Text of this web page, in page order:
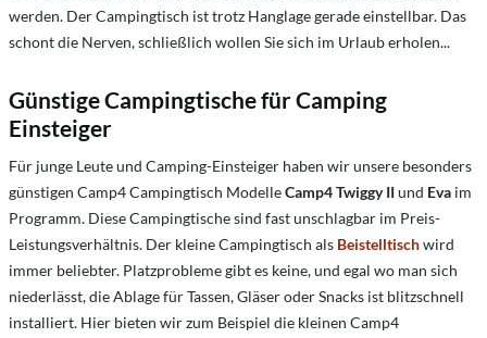
werden. Der Campingtisch ist trotz Hanglage gerade einstellbar. Das
schont die Nerven, schließlich wollen Sie sich im Urlaub erholen...
Günstige Campingtische für Camping
Einsteiger
Für junge Leute und Camping-Einsteiger haben wir unsere besonders
günstigen Camp4 Campingtisch ModelleCamp4Twiggy IIund Eva im
Programm. Diese Campingtische sind fast unschlagbar im Preis-
Leistungsverhältnis. Der kleine Campingtisch als Beistelltischwird
immer beliebter. Platzprobleme gibt es keine, und egal wo man sich
niederlässt, die Ablage für Tassen, Gläser oder Snacks ist blitzschnell
installiert. Hier bieten wir zum Beispiel die kleinen Camp4